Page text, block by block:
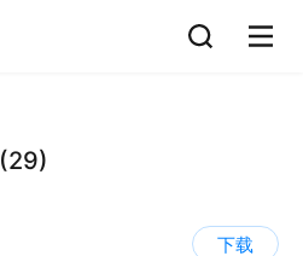
下载